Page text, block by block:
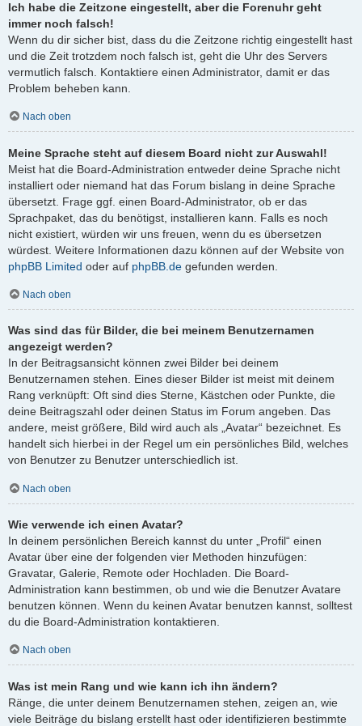
Ich habe die Zeitzone eingestellt, aber die Forenuhr geht
immer noch falsch!
Wenn du dir sicher bist, dass du die Zeitzone richtig eingestellt hast
und die Zeit trotzdem noch falsch ist, geht die Uhr des Servers
vermutlich falsch. Kontaktiere einen Administrator, damit er das
Problem beheben kann.
Nach oben
Meine Sprache steht auf diesem Board nicht zur Auswahl!
Meist hat die Board-Administration entweder deine Sprache nicht
installiert oder niemand hat das Forum bislang in deine Sprache
übersetzt. Frage ggf. einen Board-Administrator, ob er das
Sprachpaket, das du benötigst, installieren kann. Falls es noch
nicht existiert, würden wir uns freuen, wenn du es übersetzen
würdest. Weitere Informationen dazu können auf der Website von
phpBB Limited oder auf phpBB.de gefunden werden.
Nach oben
Was sind das für Bilder, die bei meinem Benutzernamen
angezeigt werden?
In der Beitragsansicht können zwei Bilder bei deinem
Benutzernamen stehen. Eines dieser Bilder ist meist mit deinem
Rang verknüpft: Oft sind dies Sterne, Kästchen oder Punkte, die
deine Beitragszahl oder deinen Status im Forum angeben. Das
andere, meist größere, Bild wird auch als „Avatar“ bezeichnet. Es
handelt sich hierbei in der Regel um ein persönliches Bild, welches
von Benutzer zu Benutzer unterschiedlich ist.
Nach oben
Wie verwende ich einen Avatar?
In deinem persönlichen Bereich kannst du unter „Profil“ einen
Avatar über eine der folgenden vier Methoden hinzufügen:
Gravatar, Galerie, Remote oder Hochladen. Die Board-
Administration kann bestimmen, ob und wie die Benutzer Avatare
benutzen können. Wenn du keinen Avatar benutzen kannst, solltest
du die Board-Administration kontaktieren.
Nach oben
Was ist mein Rang und wie kann ich ihn ändern?
Ränge, die unter deinem Benutzernamen stehen, zeigen an, wie
viele Beiträge du bislang erstellt hast oder identifizieren bestimmte